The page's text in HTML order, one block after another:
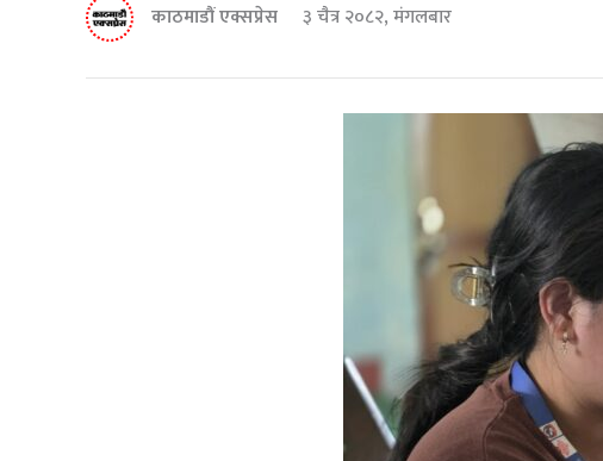
काठमाडौं एक्सप्रेस ३ चैत्र २०८२, मंगलबार